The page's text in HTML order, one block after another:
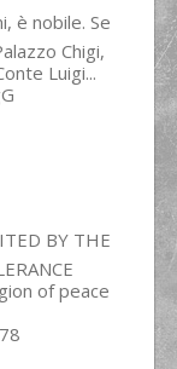
è nobile. Se
Chigi,
Luigi...
BY THE
of peace